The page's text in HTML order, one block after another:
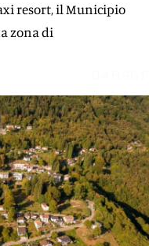
resort, il Municipio
zona di